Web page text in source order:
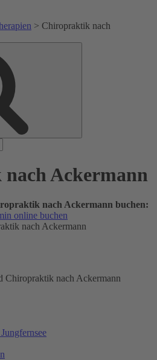
> Chiropraktik nach
Ackermann
nach Ackermann buchen:
online buchen
nach Ackermann
Chiropraktik nach Ackermann